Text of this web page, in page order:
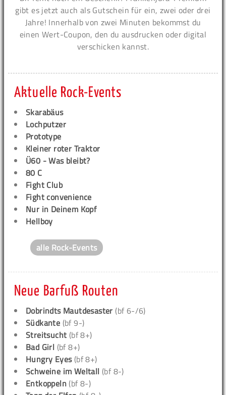
gibt es jetzt auch als Gutschein für ein, zwei oder drei
Jahre! Innerhalb von zwei Minuten bekommst du
einen Wert-Coupon, den du ausdrucken oder digital
verschicken kannst.
Aktuelle Rock-Events
Skarabäus
Lochputzer
Prototype
Kleiner roter Traktor
Ü60 - Was bleibt?
80 C
Fight Club
Fight convenience
Nur in Deinem Kopf
Hellboy
alle Rock-Events
Neue Barfuß Routen
Dobrindts Mautdesaster (bf 6-/6)
Südkante (bf 9-)
Streitsucht (bf 8+)
Bad Girl (bf 8+)
Hungry Eyes(bf 8+)
Schweine im Weltall (bf 8-)
Entkoppeln (bf 8-)